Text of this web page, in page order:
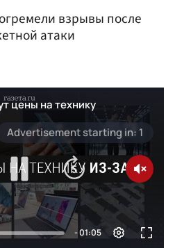
взрывы после
атаки